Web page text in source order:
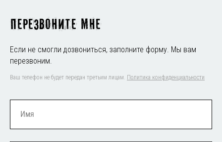
Перезвоните мне
Если не смогли дозвониться, заполните форму. Мы вам
перезвоним.
Ваш телефон не будет передан третьим лицам. Политика конфиденциальности